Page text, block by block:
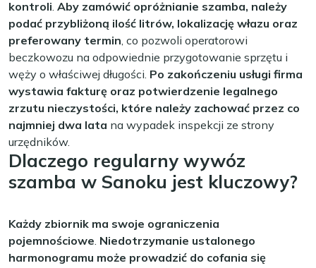
kontroli. Aby zamówić opróżnianie szamba, należy
podać przybliżoną ilość litrów, lokalizację włazu oraz
preferowany termin, co pozwoli operatorowi
beczkowozu na odpowiednie przygotowanie sprzętu i
węży o właściwej długości. Po zakończeniu usługi firma
wystawia fakturę oraz potwierdzenie legalnego
zrzutu nieczystości, które należy zachować przez co
najmniej dwa lata na wypadek inspekcji ze strony
urzędników.
Dlaczego regularny wywóz
szamba w Sanoku jest kluczowy?
Każdy zbiornik ma swoje ograniczenia
pojemnościowe. Niedotrzymanie ustalonego
harmonogramu może prowadzić do cofania się